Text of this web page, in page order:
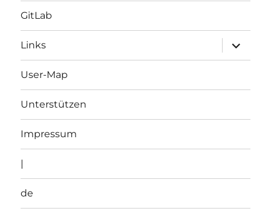
GitLab
Links
öffnen
User-Map
Unterstützen
Impressum
|
de